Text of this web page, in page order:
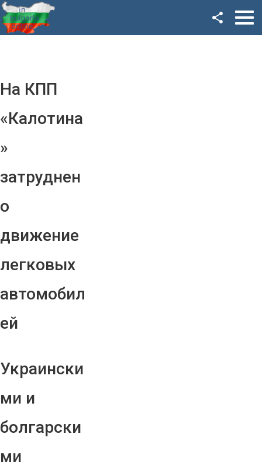
На КПП
«Калотина
»
затруднен
о
движение
легковых
автомобил
ей
Украински
ми и
болгарски
ми